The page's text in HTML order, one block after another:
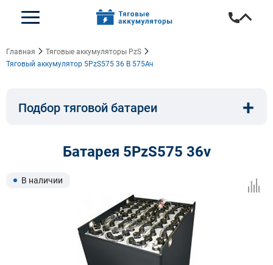
Главная
Тяговые аккумуляторы PzS
Тяговый аккумулятор 5PzS575 36 В 575Ач
Подбор тяговой батареи
Тип:
Высота, мм:
+
Батарея 5PzS575 36v
В наличии